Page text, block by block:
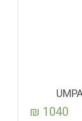
1040
₪